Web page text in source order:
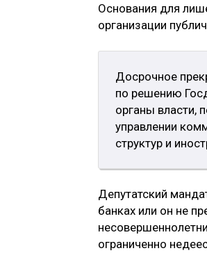
Основания для
организации
Досрочное
по решению
органы власти,
управлении
структур и
Депутатский
банках или он не
ограниченно